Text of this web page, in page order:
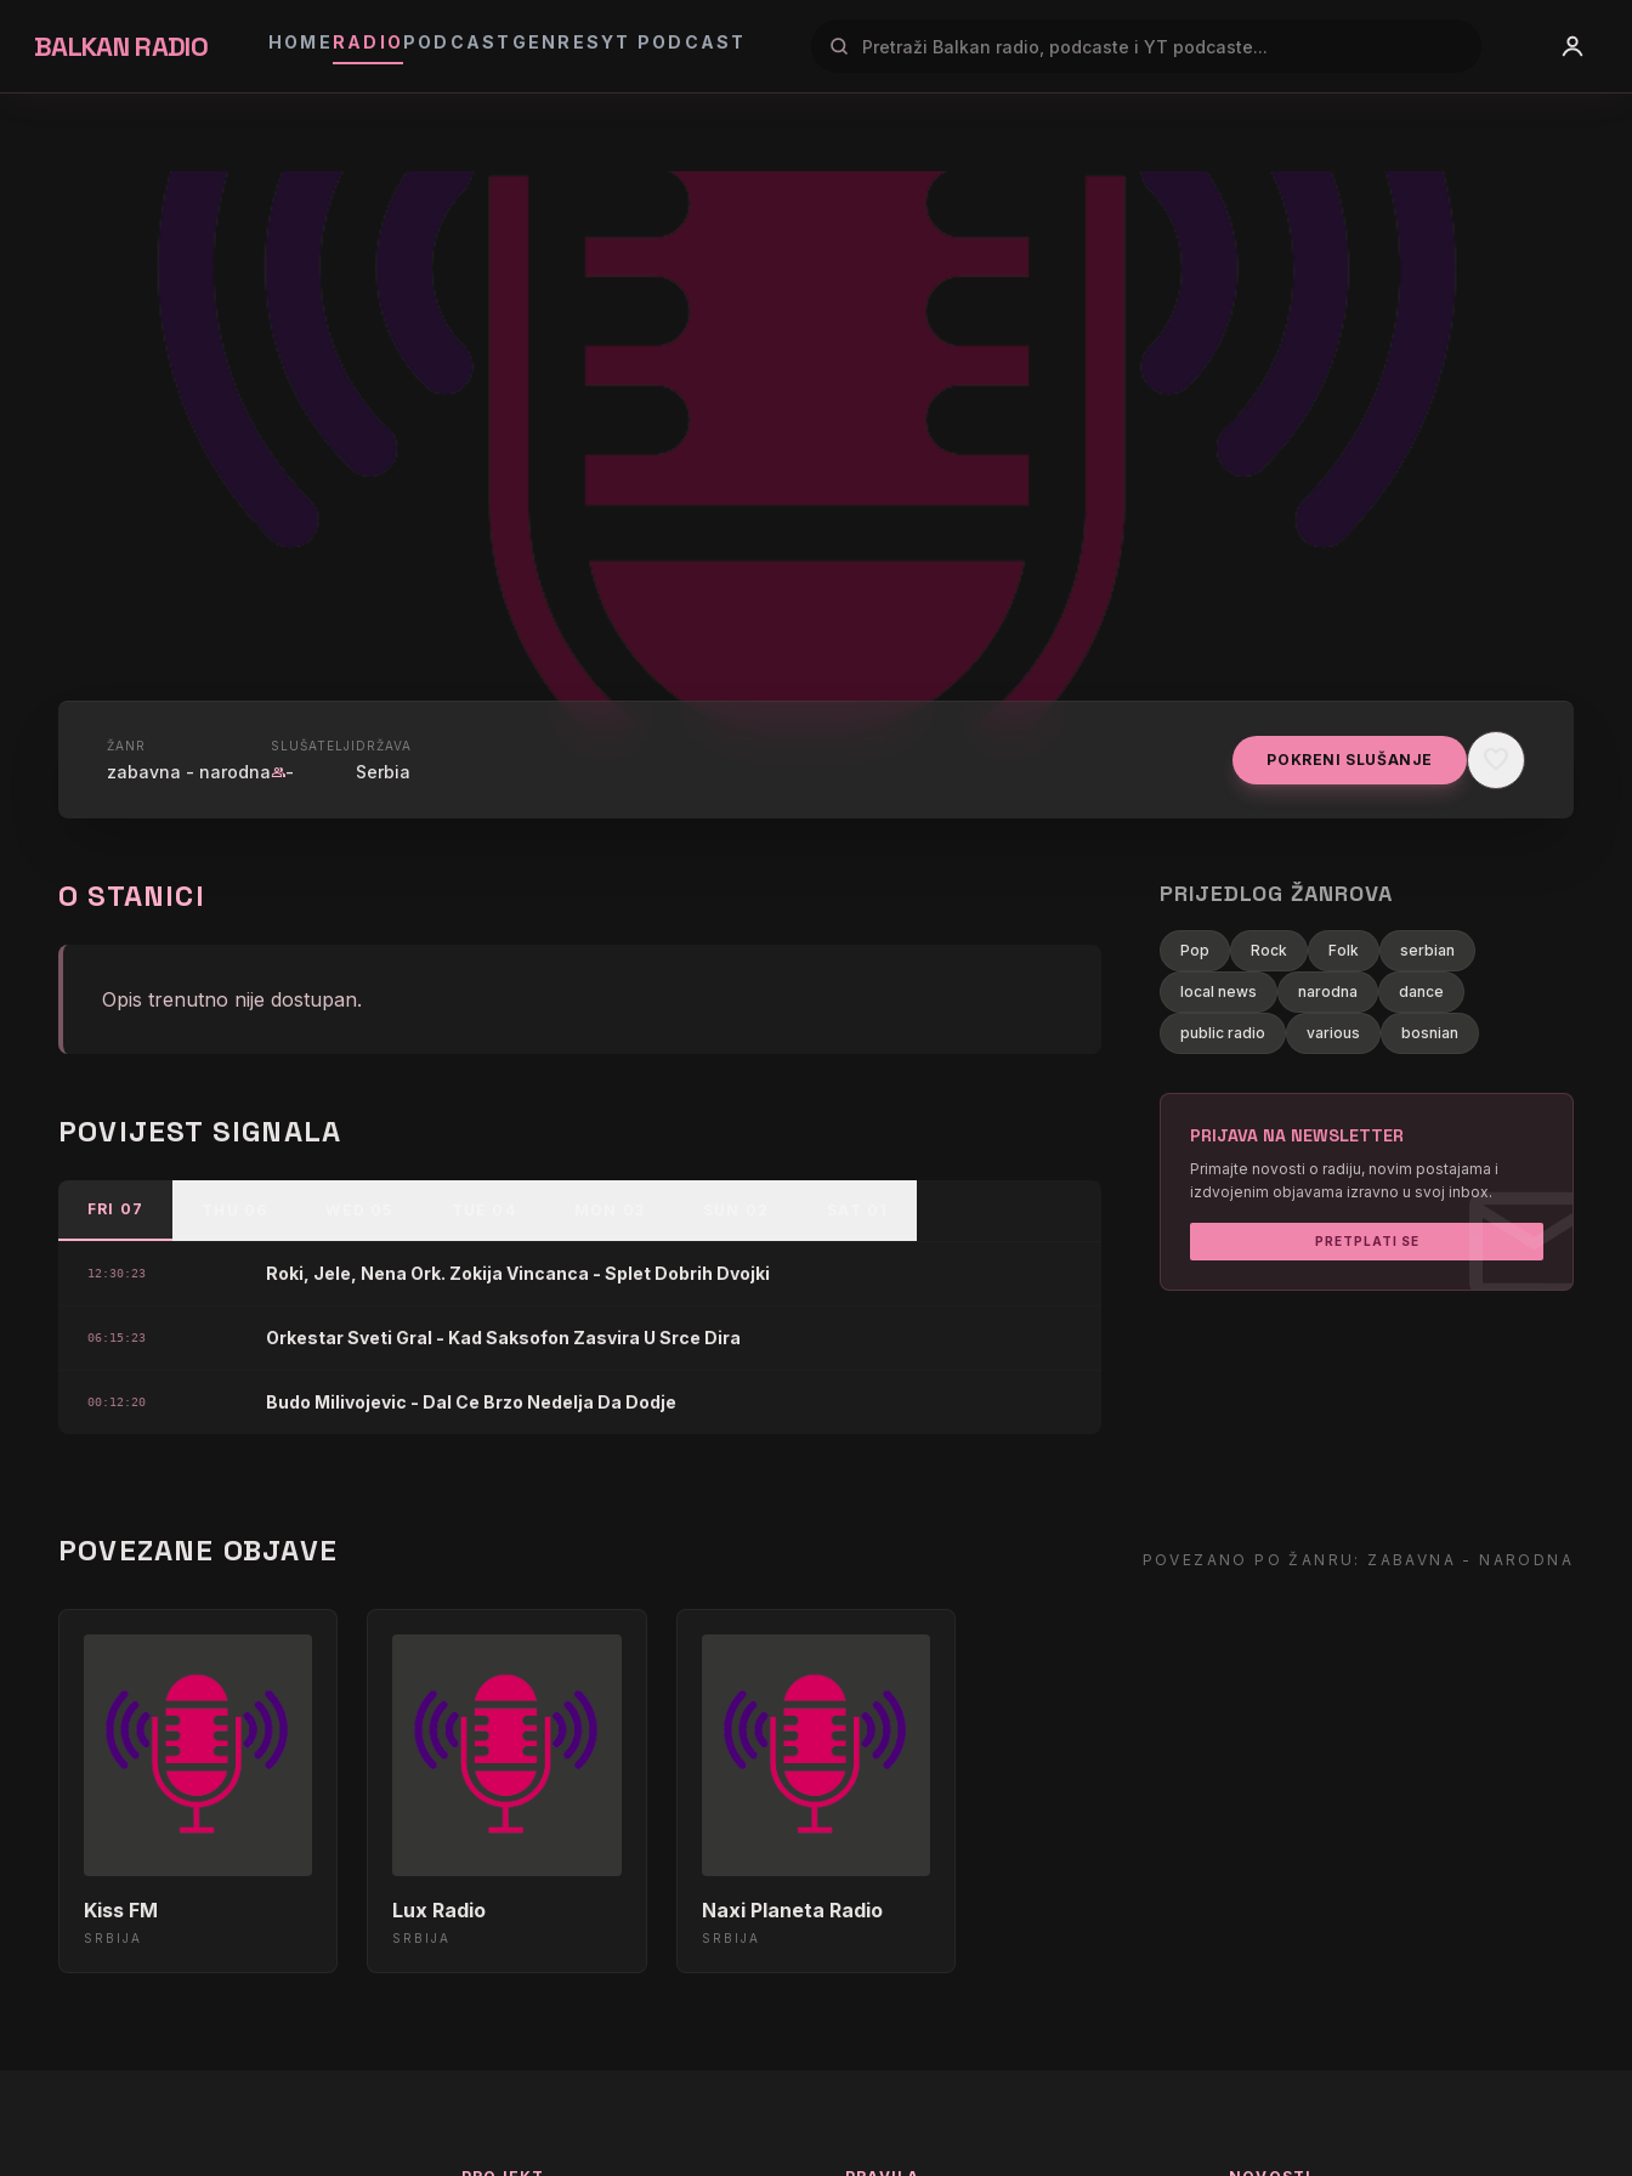
BALKAN RADIO HOME RADIO PODCAST GENRESYT PODCAST
UŽIVO
ŽANR
zabavna - narodna
SLUŠATELJI
group-
DRŽAVA
Serbia
POKRENI SLUŠANJE
O STANICI
Opis trenutno nije dostupan.
POVIJEST SIGNALA
FRI 07
12:30:23 Roki, Jele, Nena Ork. Zokija Vincanca - Splet Dobrih Dvojki
06:15:23 Orkestar Sveti Gral - Kad Saksofon Zasvira U Srce Dira
00:12:20 Budo Milivojevic - Dal Ce Brzo Nedelja Da Dodje
PRIJEDLOG ŽANROVA
Pop Rock Folk serbian
local news narodna dance
public radio various bosnian
mail
PRIJAVA NA NEWSLETTER
Primajte novosti o radiju, novim postajama i
izdvojenim objavama izravno u svoj inbox.
PRETPLATI SE
POVEZANE OBJAVE POVEZANO PO ŽANRU: ZABAVNA - NARODNA
Kiss FM
SRBIJA
Lux Radio
SRBIJA
Naxi Planeta Radio
SRBIJA